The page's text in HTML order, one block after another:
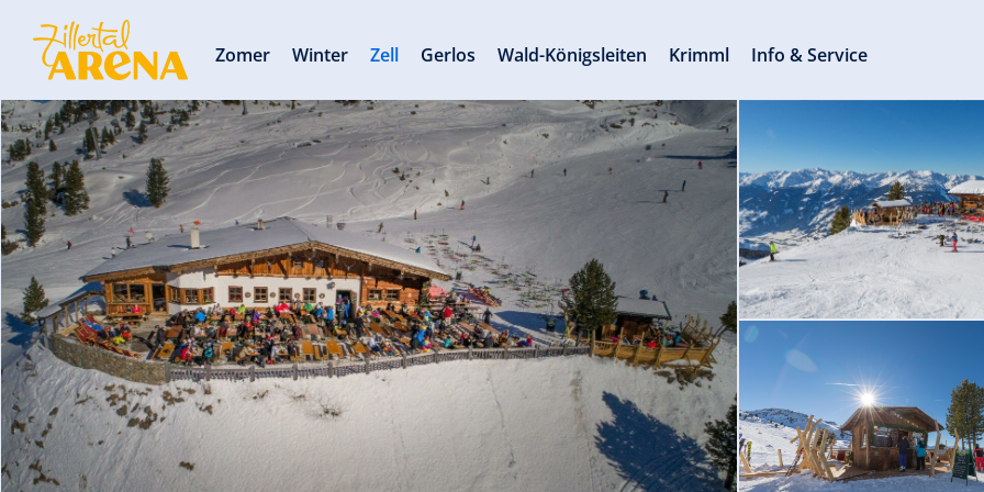
© www.kreuzjoch.at
Zomer Winter Zell Gerlos Wald-Königsleiten Krimml Info & Service